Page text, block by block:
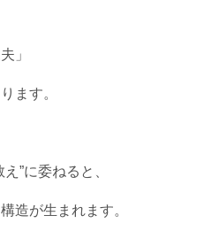
」
ます。
”に委ねると、
造が生まれます。